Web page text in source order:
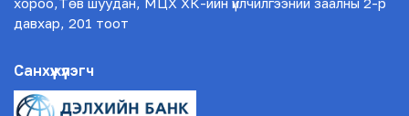
давхар, 201 тоот
Санхүүжүүлэгч